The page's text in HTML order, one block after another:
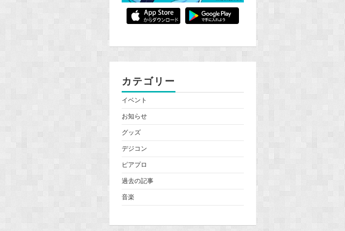
カテゴリー
イベント
お知らせ
グッズ
デジコン
ピアプロ
過去の記事
音楽